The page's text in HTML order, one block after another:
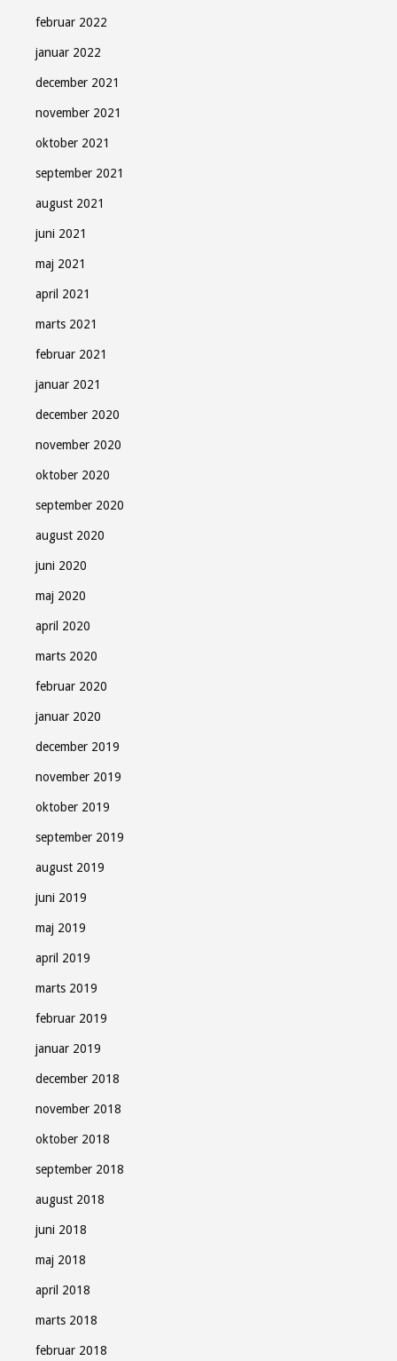
februar 2022
januar 2022
december 2021
november 2021
oktober 2021
september 2021
august 2021
juni 2021
maj 2021
april 2021
marts 2021
februar 2021
januar 2021
december 2020
november 2020
oktober 2020
september 2020
august 2020
juni 2020
maj 2020
april 2020
marts 2020
februar 2020
januar 2020
december 2019
november 2019
oktober 2019
september 2019
august 2019
juni 2019
maj 2019
april 2019
marts 2019
februar 2019
januar 2019
december 2018
november 2018
oktober 2018
september 2018
august 2018
juni 2018
maj 2018
april 2018
marts 2018
februar 2018